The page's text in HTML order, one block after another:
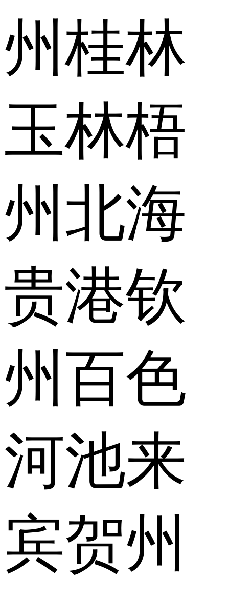
州桂林
玉林梧
州 北海
贵港钦
州 百色
河池来
宾贺州